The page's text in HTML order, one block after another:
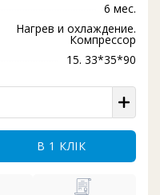
6 мес.
Нагрев и охлаждение.
Компрессор
15. 33*35*90
В 1 КЛІК